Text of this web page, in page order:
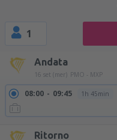
1
Andata
16 set (mer) PMO - MXP
08:00 09:45 1h 45min
Ritorno